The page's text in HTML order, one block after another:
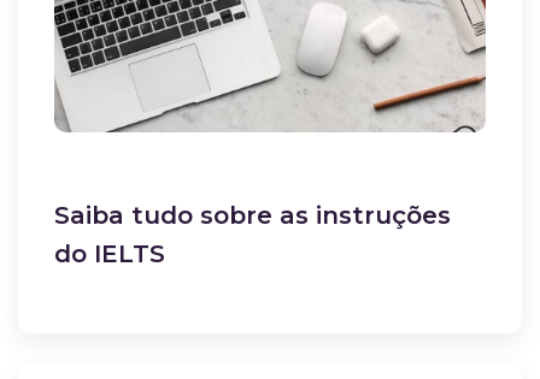
Saiba tudo sobre as instruções
do IELTS